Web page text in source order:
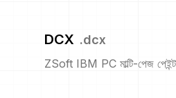
DCX .dcx
ZSoft IBM PC মাল্টি-পেজ